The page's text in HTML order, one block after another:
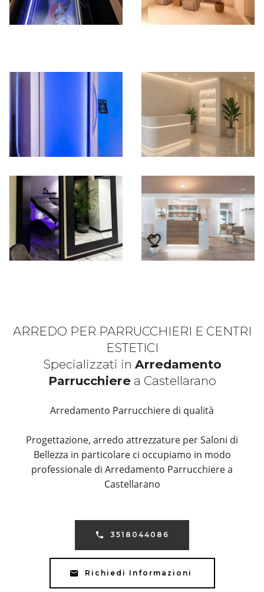
ARREDO PER PARRUCCHIERI E CENTRI
ESTETICI
Specializzati in Arredamento
Parrucchierea Castellarano
Arredamento Parrucchiere di qualità
Progettazione, arredo attrezzature per Saloni di
Bellezza in particolare ci occupiamo in modo
professionale di Arredamento Parrucchiere a
Castellarano
3518044086
Richiedi Informazioni